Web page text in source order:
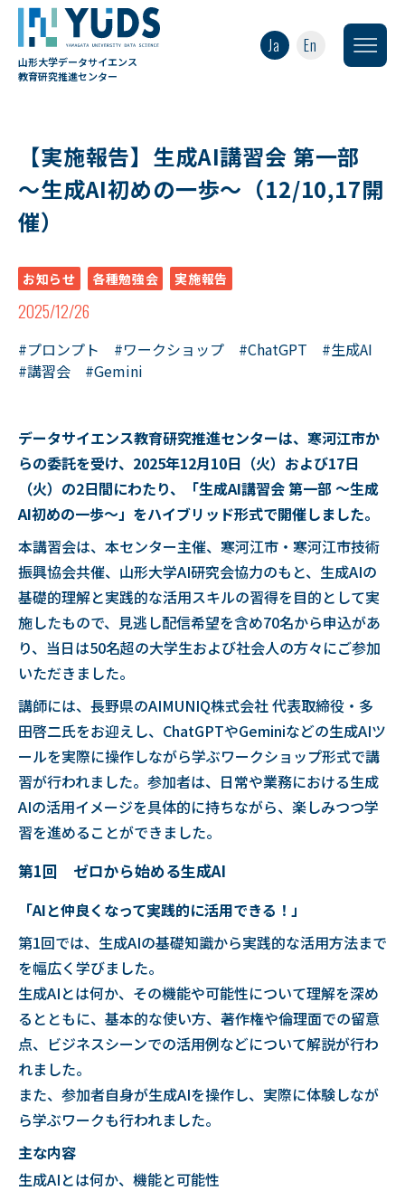
山形大学データサイエンス
教育研究推進センター
Ja En
【実施報告】生成AI講習会 第一部
～生成AI初めの一歩～（12/10,17開
催）
お知らせ 各種勉強会 実施報告
2025/12/26
#プロンプト #ワークショップ #ChatGPT
#生成AI
#講習会
#Gemini
データサイエンス教育研究推進センターは、寒河江市か
らの委託を受け、2025年12月10日（火）および17日
（火）の2日間にわたり、「生成AI講習会 第一部 ～生成
AI初めの一歩～」をハイブリッド形式で開催しました。
本講習会は、本センター主催、寒河江市・寒河江市技術
振興協会共催、山形大学AI研究会協力のもと、生成AIの
基礎的理解と実践的な活用スキルの習得を目的として実
施したもので、見逃し配信希望を含め70名から申込があ
り、当日は50名超の大学生および社会人の方々にご参加
いただきました。
講師には、長野県のAIMUNIQ株式会社 代表取締役・多
田啓二氏をお迎えし、ChatGPTやGeminiなどの生成AIツ
ールを実際に操作しながら学ぶワークショップ形式で講
習が行われました。参加者は、日常や業務における生成
AIの活用イメージを具体的に持ちながら、楽しみつつ学
習を進めることができました。
第1回 ゼロから始める生成AI
「AIと仲良くなって実践的に活用できる！」
第1回では、生成AIの基礎知識から実践的な活用方法まで
を幅広く学びました。
生成AIとは何か、その機能や可能性について理解を深め
るとともに、基本的な使い方、著作権や倫理面での留意
点、ビジネスシーンでの活用例などについて解説が行わ
れました。
また、参加者自身が生成AIを操作し、実際に体験しなが
ら学ぶワークも行われました。
主な内容
生成AIとは何か、機能と可能性